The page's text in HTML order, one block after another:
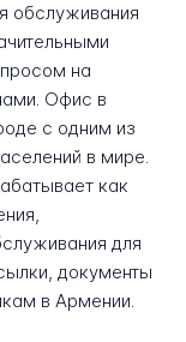
обслуживания
на
Офис в
с одним из
в мире.
как
для
документы
в Армении.